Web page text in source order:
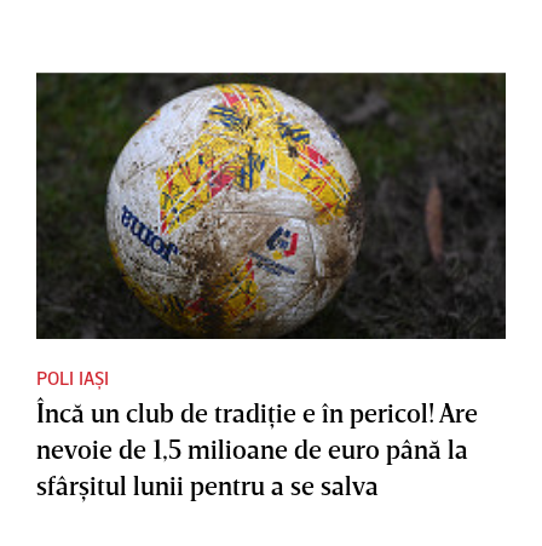
POLI IAȘI
Încă un club de tradiţie e în pericol! Are
nevoie de 1,5 milioane de euro până la
sfârşitul lunii pentru a se salva